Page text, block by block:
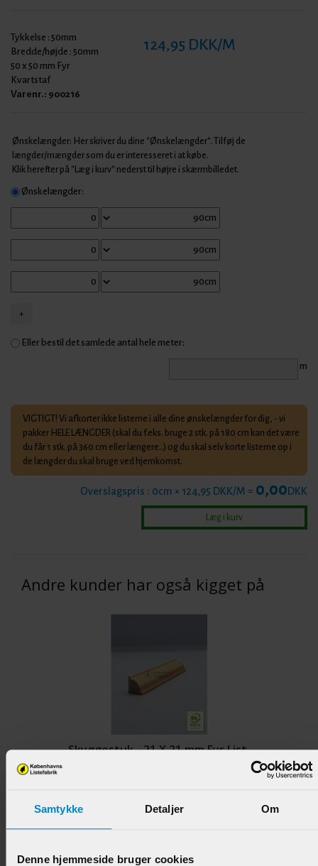
Samtykke Detaljer Om
Denne hjemmeside bruger cookies
Tykkelse : 50mm
Bredde/højde : 50mm
50 x 50 mm Fyr
Kvartstaf
Varenr.: 900216
124,95 DKK/M
Ønskelængder: Her skriver du dine "Ønskelængder". Tilføj de
længder/mængder som du er interesseret i at købe.
Klik herefter på "Læg i kurv" nederst til højre i skærmbilledet.
Ønskelængder:
Eller bestil det samlede antal hele meter:
m
VIGTIGT! Vi afkorter ikke listerne i alle dine ønskelængder for dig, - vi
pakker HELE LÆNGDER (skal du f.eks. bruge 2 stk. på 180 cm kan det være
du får 1 stk. på 360 cm eller længere..) og du skal selv korte listerne op i
de længder du skal bruge ved hjemkomst.
Overslagspris : 0cm × 124,95 DKK/M = 0,00DKK
Andre kunder har også kigget på
Skyggestuk - 21 X 21 mm Fyr List.
54,95 DKK/M